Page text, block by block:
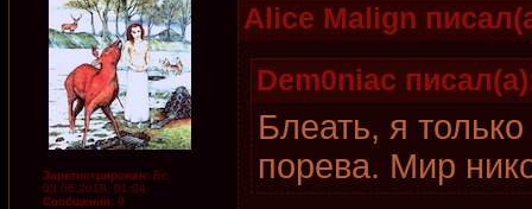
Зарегистрирован: Вс
03.06.2018, 01:04
Сообщения: 9
Alice Malign
Dem0niac
Блеать, я
порева. Мир